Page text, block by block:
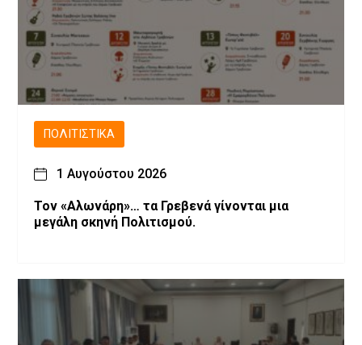
ΠΟΛΙΤΙΣΤΙΚΆ
1 Αυγούστου 2026
Τον «Αλωνάρη»… τα Γρεβενά γίνονται μια
μεγάλη σκηνή Πολιτισμού.